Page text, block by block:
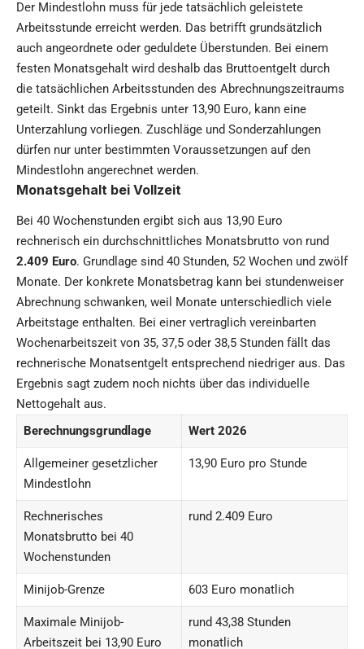
Der Mindestlohn muss für jede tatsächlich geleistete
Arbeitsstunde erreicht werden. Das betrifft grundsätzlich
auch angeordnete oder geduldete Überstunden. Bei einem
festen Monatsgehalt wird deshalb das Bruttoentgelt durch
die tatsächlichen Arbeitsstunden des Abrechnungszeitraums
geteilt. Sinkt das Ergebnis unter 13,90 Euro, kann eine
Unterzahlung vorliegen. Zuschläge und Sonderzahlungen
dürfen nur unter bestimmten Voraussetzungen auf den
Mindestlohn angerechnet werden.
Monatsgehalt bei Vollzeit
Bei 40 Wochenstunden ergibt sich aus 13,90 Euro
rechnerisch ein durchschnittliches Monatsbrutto von rund
2.409 Euro. Grundlage sind 40 Stunden, 52 Wochen und zwölf
Monate. Der konkrete Monatsbetrag kann bei stundenweiser
Abrechnung schwanken, weil Monate unterschiedlich viele
Arbeitstage enthalten. Bei einer vertraglich vereinbarten
Wochenarbeitszeit von 35, 37,5 oder 38,5 Stunden fällt das
rechnerische Monatsentgelt entsprechend niedriger aus. Das
Ergebnis sagt zudem noch nichts über das individuelle
Nettogehalt aus.
Berechnungsgrundlage
Wert 2026
Allgemeiner gesetzlicher
Mindestlohn
13,90 Euro pro Stunde
Rechnerisches
Monatsbrutto bei 40
Wochenstunden
rund 2.409 Euro
Minijob-Grenze 603 Euro monatlich
Maximale Minijob-
Arbeitszeit bei 13,90 Euro
rund 43,38 Stunden
monatlich